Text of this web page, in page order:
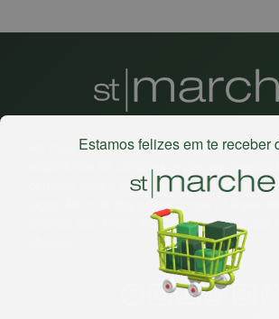
Há mais de 22 anos, o St. Marche busca
experiência de compras, a preços
comprar tudo o que precisa para seu dia a
lugar. Além da loja online temos 31 lojas
Grande São Paulo, litoral e interior de São
Estamos felizes em te receber